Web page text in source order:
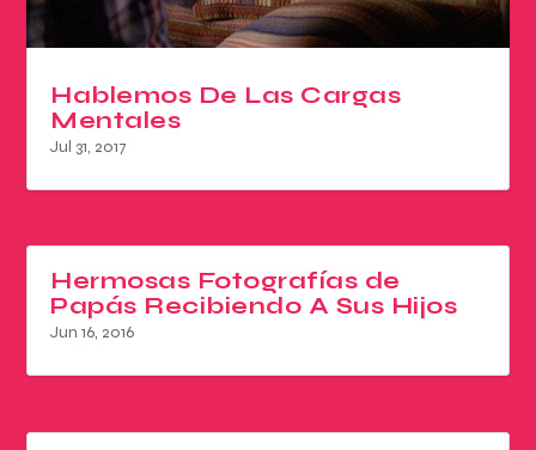
Hablemos De Las Cargas
Mentales
Jul 31, 2017
Hermosas Fotografías de
Papás Recibiendo A Sus Hijos
Jun 16, 2016